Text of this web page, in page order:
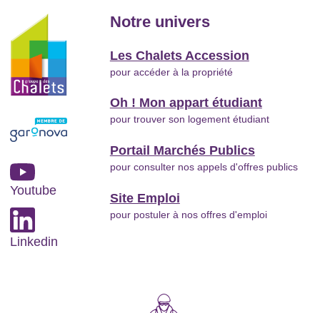
Youtube
Linkedin
Notre univers
Les Chalets Accession
pour accéder à la propriété
Oh ! Mon appart étudiant
pour trouver son logement étudiant
Portail Marchés Publics
pour consulter nos appels d'offres publics
Site Emploi
pour postuler à nos offres d'emploi